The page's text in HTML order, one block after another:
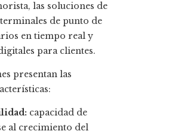
las soluciones de
de punto de
en tiempo real y
para clientes.
presentan las
capacidad de
al crecimiento del